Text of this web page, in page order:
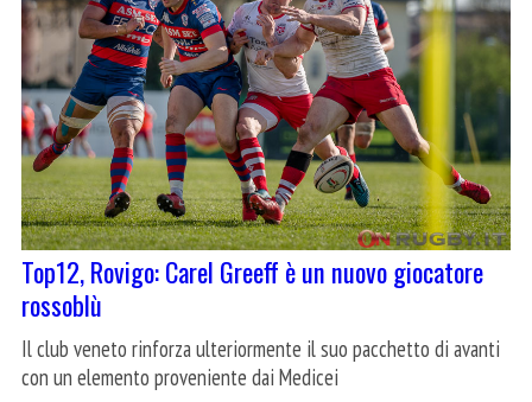
Top12, Rovigo: Carel Greeff è un nuovo giocatore
rossoblù
Il club veneto rinforza ulteriormente il suo pacchetto di avanti
con un elemento proveniente dai Medicei